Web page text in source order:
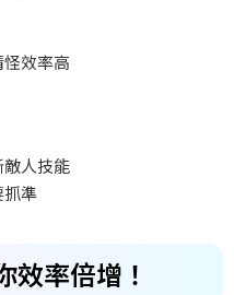
效率高
人技能
抓準
效率倍增！